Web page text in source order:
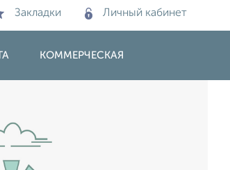
Закладки Личный кабинет
КОММЕРЧЕСКАЯ